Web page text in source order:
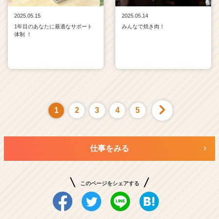
2025.05.15
1年目のあなたに最適なサポート
体制 ！
2025.05.14
みんなで焼き肉！
1 2 3 4 5
仕事をみる
このページをシェアする